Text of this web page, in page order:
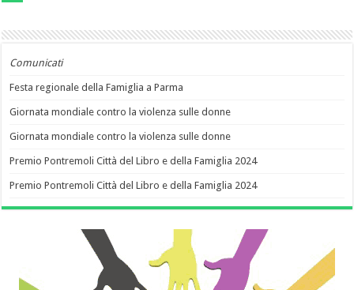
Comunicati
Festa regionale della Famiglia a Parma
Giornata mondiale contro la violenza sulle donne
Giornata mondiale contro la violenza sulle donne
Premio Pontremoli Città del Libro e della Famiglia 2024
Premio Pontremoli Città del Libro e della Famiglia 2024